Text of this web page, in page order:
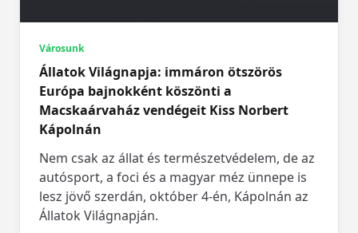
Városunk
Állatok Világnapja: immáron ötszörös
Európa bajnokként köszönti a
Macskaárvaház vendégeit Kiss Norbert
Kápolnán
Nem csak az állat és természetvédelem, de az
autósport, a foci és a magyar méz ünnepe is
lesz jövő szerdán, október 4-én, Kápolnán az
Állatok Világnapján.